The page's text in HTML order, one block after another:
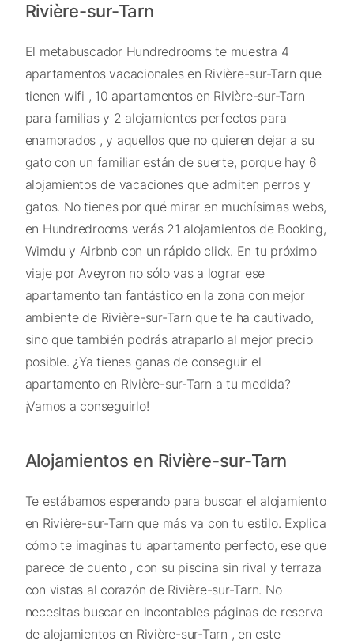
Rivière-sur-Tarn
El metabuscador Hundredrooms te muestra 4
apartamentos vacacionales en Rivière-sur-Tarn que
tienen wifi , 10 apartamentos en Rivière-sur-Tarn
para familias y 2 alojamientos perfectos para
enamorados , y aquellos que no quieren dejar a su
gato con un familiar están de suerte, porque hay 6
alojamientos de vacaciones que admiten perros y
gatos. No tienes por qué mirar en muchísimas webs,
en Hundredrooms verás 21 alojamientos de Booking,
Wimdu y Airbnb con un rápido click. En tu próximo
viaje por Aveyron no sólo vas a lograr ese
apartamento tan fantástico en la zona con mejor
ambiente de Rivière-sur-Tarn que te ha cautivado,
sino que también podrás atraparlo al mejor precio
posible. ¿Ya tienes ganas de conseguir el
apartamento en Rivière-sur-Tarn a tu medida?
¡Vamos a conseguirlo!
Alojamientos en Rivière-sur-Tarn
Te estábamos esperando para buscar el alojamiento
en Rivière-sur-Tarn que más va con tu estilo. Explica
cómo te imaginas tu apartamento perfecto, ese que
parece de cuento , con su piscina sin rival y terraza
con vistas al corazón de Rivière-sur-Tarn. No
necesitas buscar en incontables páginas de reserva
de alojamientos en Rivière-sur-Tarn , en este